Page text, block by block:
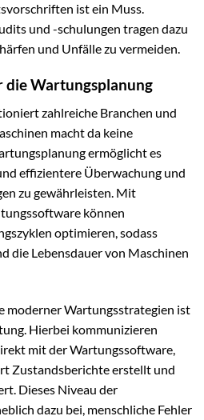
ist ein Muss.
und -schulungen tragen dazu
und Unfälle zu vermeiden.
die Wartungsplanung
zahlreiche Branchen und
macht da keine
ermöglicht es
effizientere Überwachung und
zu gewährleisten. Mit
können
optimieren, sodass
die Lebensdauer von Maschinen
moderner Wartungsstrategien ist
Hierbei kommunizieren
mit der Wartungssoftware,
Zustandsberichte erstellt und
Dieses Niveau der
dazu bei, menschliche Fehler